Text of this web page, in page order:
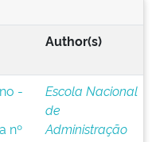
Author(s)
-
nº
Escola Nacional
de
Administração